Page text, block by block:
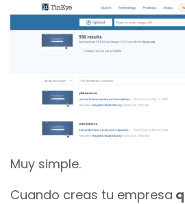
Muy simple.
Cuando creas tu empresa